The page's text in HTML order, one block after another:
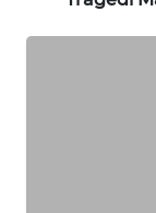
GARONGGANG